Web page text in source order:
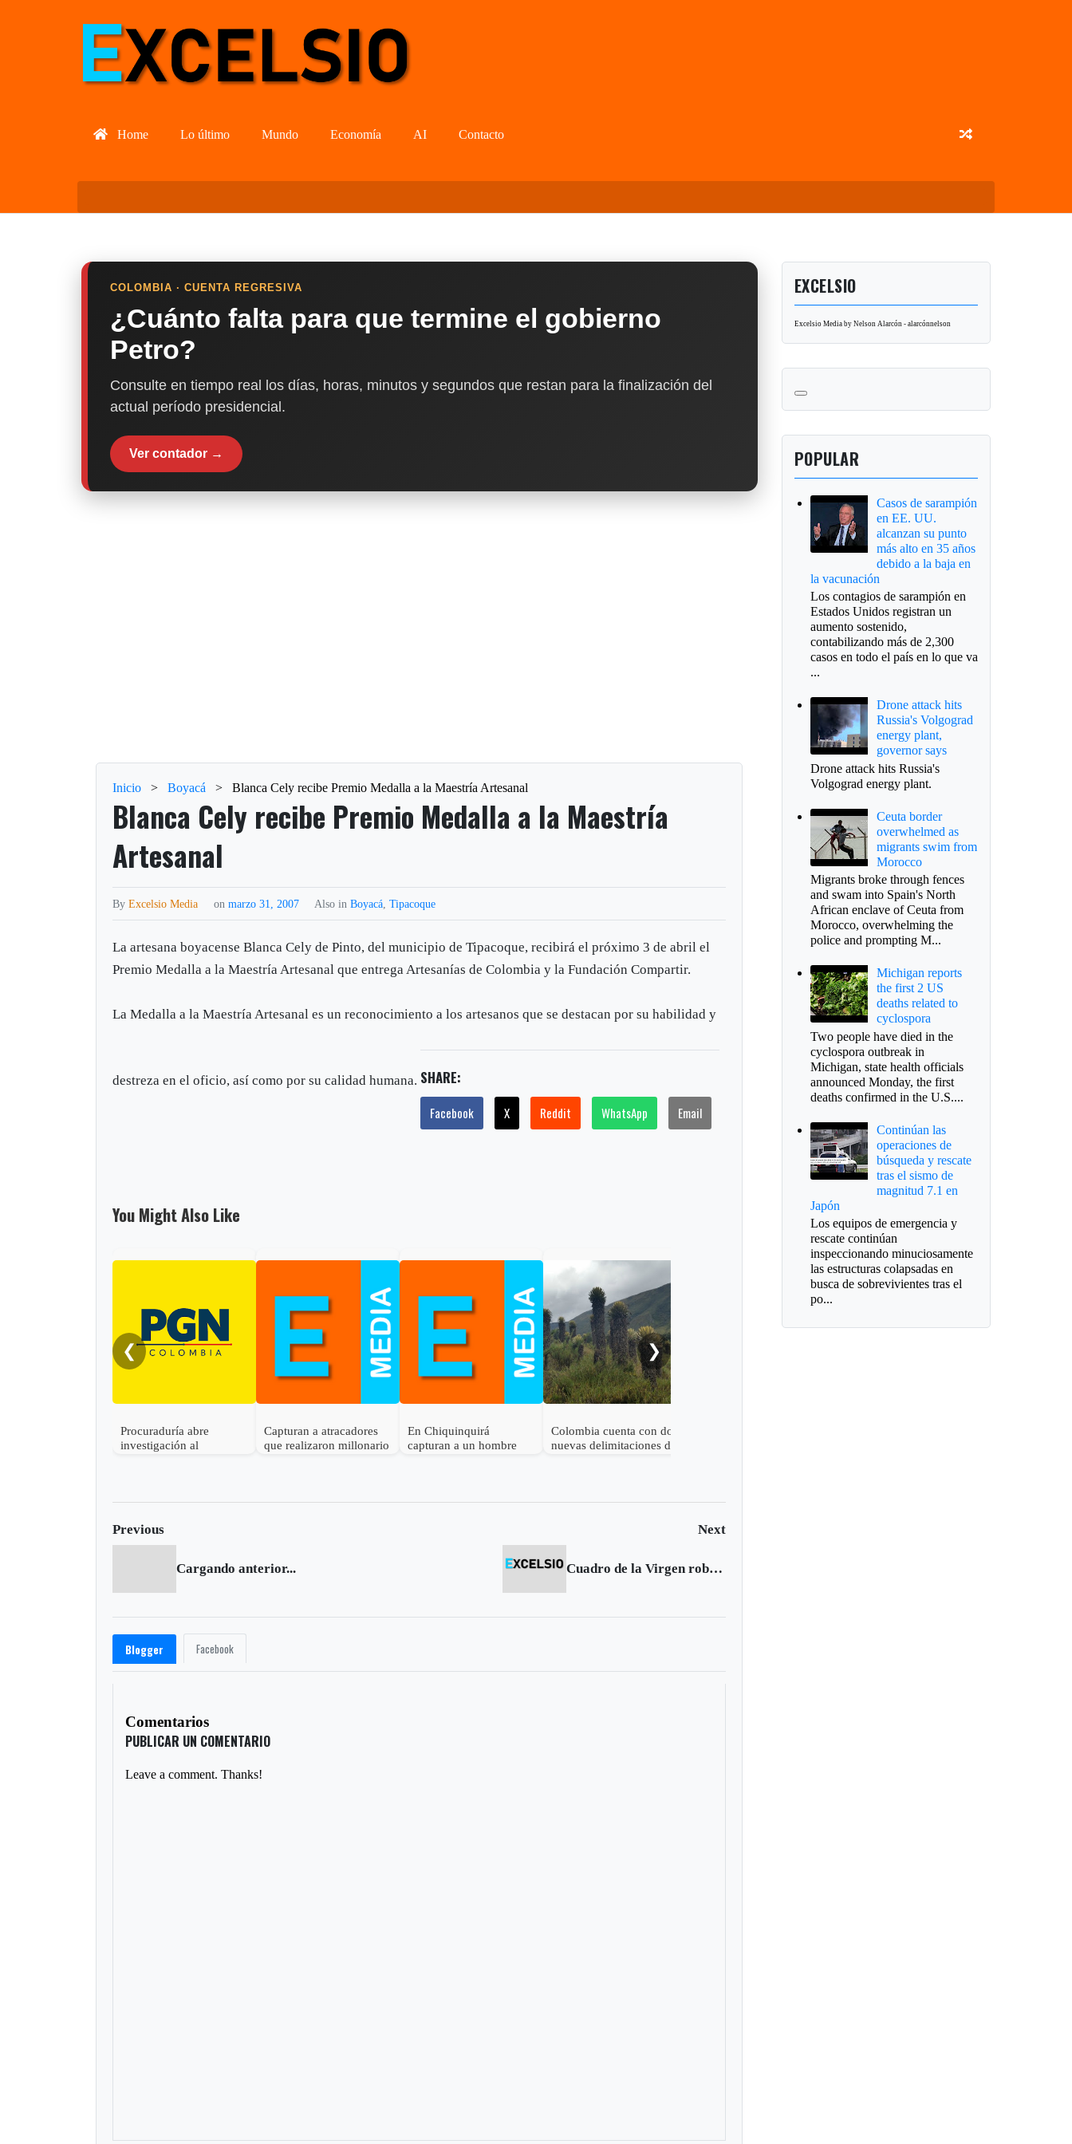
Home Lo último Mundo Economía AI Contacto
COLOMBIA · CUENTA REGRESIVA
¿Cuánto falta para que termine el gobierno
Petro?
Consulte en tiempo real los días, horas, minutos y segundos que restan para la finalización del
actual período presidencial.
Ver contador →
Inicio > Boyacá > Blanca Cely recibe Premio Medalla a la Maestría Artesanal
Blanca Cely recibe Premio Medalla a la Maestría
Artesanal
ByExcelsio Media onmarzo 31, 2007 Also inBoyacá ,Tipacoque
La artesana boyacense Blanca Cely de Pinto, del municipio de Tipacoque, recibirá el próximo 3 de abril el
Premio Medalla a la Maestría Artesanal que entrega Artesanías de Colombia y la Fundación Compartir.
La Medalla a la Maestría Artesanal es un reconocimiento a los artesanos que se destacan por su habilidad y
destreza en el oficio, así como por su calidad humana. SHARE:
Facebook X Reddit WhatsApp Email
You Might Also Like
❮
Procuraduría abre
investigación al
política
Capturan a atracadores
que realizaron millonario
En Chiquinquirá
capturan a un hombre
Colombia cuenta con dos
nuevas delimitaciones de
al alcalde de Sogamoso
❯
Previous Next
Cargando anterior... Cuadro de la Virgen robado en Santa Rosa fue recuperado
Blogger Facebook
Comentarios
PUBLICAR UN COMENTARIO
Leave a comment. Thanks!
EXCELSIO
Excelsio Media by Nelson Alarcón - alarcónnelson
POPULAR
Casos de sarampión
en EE. UU.
alcanzan su punto
más alto en 35 años
debido a la baja en
la vacunación
Los contagios de sarampión en
Estados Unidos registran un
aumento sostenido,
contabilizando más de 2,300
casos en todo el país en lo que va
...
Drone attack hits
Russia's Volgograd
energy plant,
governor says
Drone attack hits Russia's
Volgograd energy plant.
Ceuta border
overwhelmed as
migrants swim from
Morocco
Migrants broke through fences
and swam into Spain's North
African enclave of Ceuta from
Morocco, overwhelming the
police and prompting M...
Michigan reports
the first 2 US
deaths related to
cyclospora
Two people have died in the
cyclospora outbreak in
Michigan, state health officials
announced Monday, the first
deaths confirmed in the U.S....
Continúan las
operaciones de
búsqueda y rescate
tras el sismo de
magnitud 7.1 en
Japón
Los equipos de emergencia y
rescate continúan
inspeccionando minuciosamente
las estructuras colapsadas en
busca de sobrevivientes tras el
po...